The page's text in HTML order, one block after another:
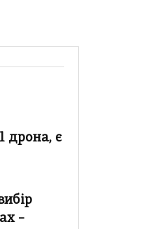
дрона, є
–